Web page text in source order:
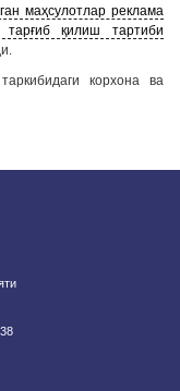
маҳсулотлар реклама
қилиш тартиби
корхона ва